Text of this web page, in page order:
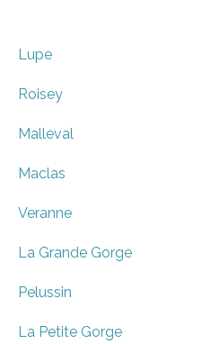
Lupe
Roisey
Malleval
Maclas
Veranne
La Grande Gorge
Pelussin
La Petite Gorge